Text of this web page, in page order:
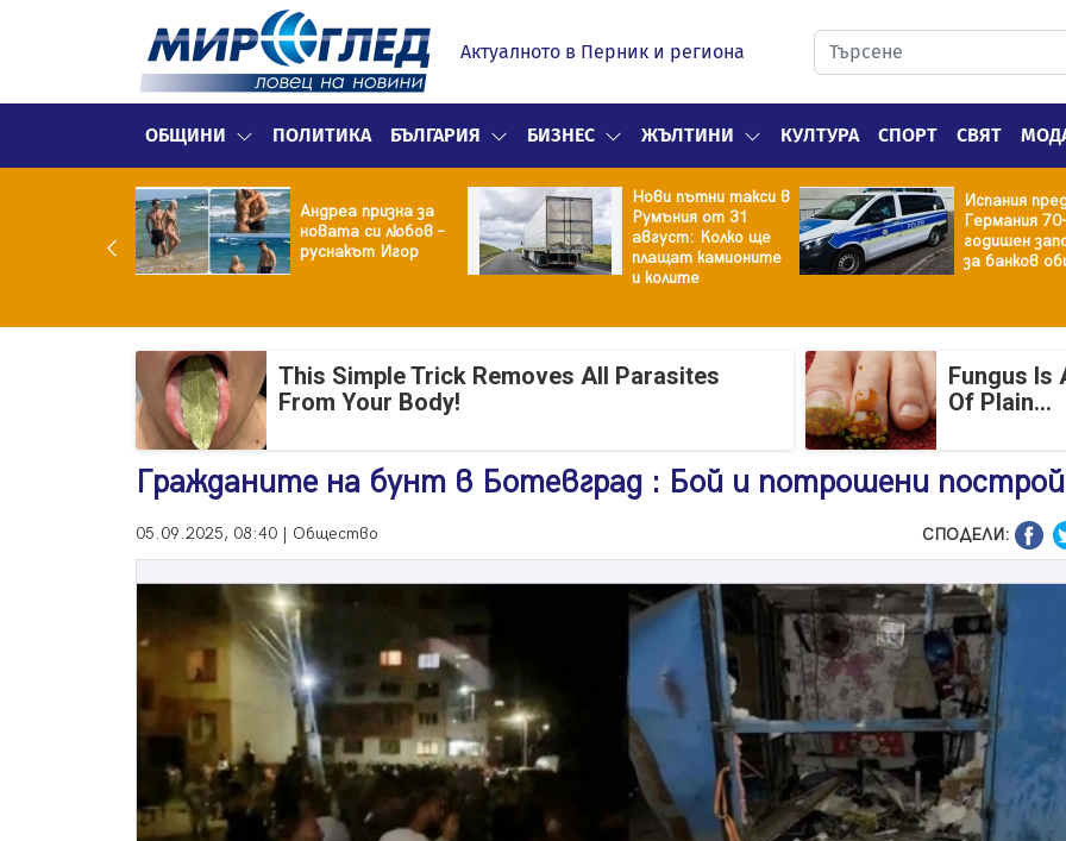
Актуалното в Перник и региона
ОБЩИНИ ПОЛИТИКА БЪЛГАРИЯ БИЗНЕС ЖЪЛТИНИ КУЛТУРА СПОРТ СВЯТ
Андреа призна за
новата си любов –
руснакът Игор
Нови пътни такси в
Румъния от 31
август: Колко ще
плащат камионите
и колите
Испания
Германия
годишен
за банков
This Simple Trick Removes All Parasites
From Your Body!
Fungus Is
Of Plain...
Гражданите на бунт в Ботевград : Бой и потрошени
05.09.2025, 08:40 | Общество СПОДЕЛИ: